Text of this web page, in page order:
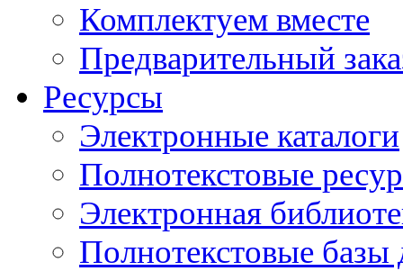
Комплектуем вместе
Предварительный
Ресурсы
Электронные каталоги
Полнотекстовые
Электронная
Полнотекстовые